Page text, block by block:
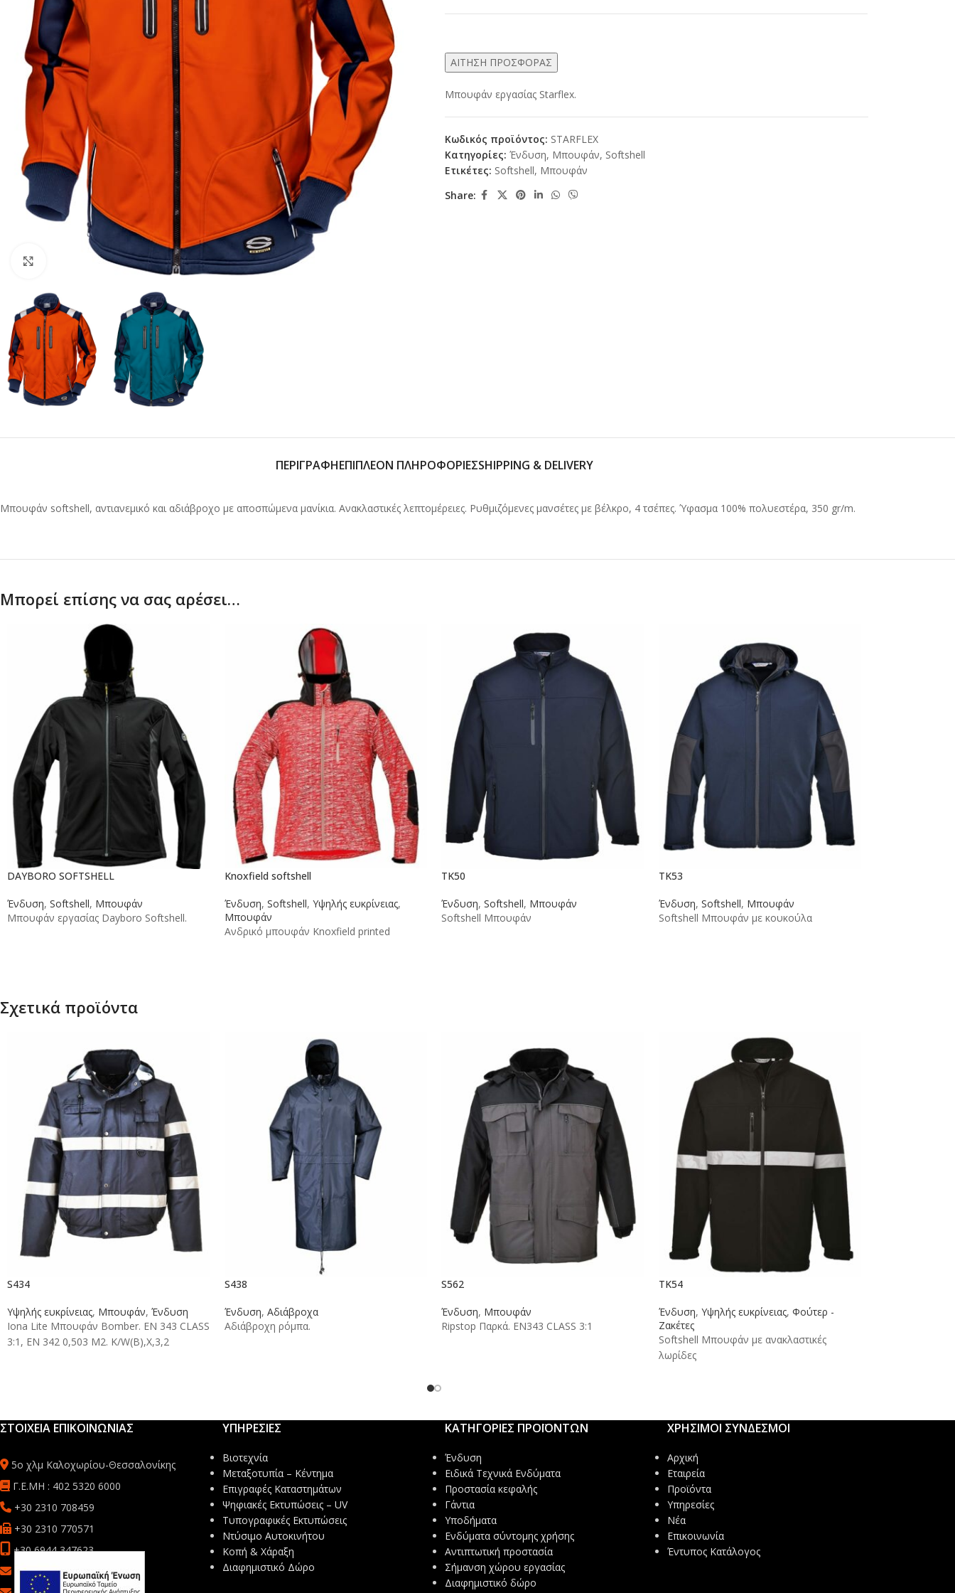
Click to enlarge
ΑΙΤΗΣΗ ΠΡΟΣΦΟΡΑΣ
Μπουφάν εργασίας Starflex.
Κωδικός προϊόντος: STARFLEX
Κατηγορίες: Ένδυση, Μπουφάν, Softshell
Ετικέτες: Softshell, Μπουφάν
Share:
ΠΕΡΙΓΡΑΦΉΕΠΙΠΛΈΟΝ ΠΛΗΡΟΦΟΡΊΕΣSHIPPING & DELIVERY
Μπουφάν softshell, αντιανεμικό και αδιάβροχο με αποσπώμενα μανίκια. Ανακλαστικές λεπτομέρειες. Ρυθμιζόμενες μανσέτες με βέλκρο, 4 τσέπες. Ύφασμα 100% πολυεστέρα, 350 gr/m.
Μπορεί επίσης να σας αρέσει…
DAYBORO SOFTSHELL
Ένδυση, Softshell, Μπουφάν
Μπουφάν εργασίας Dayboro Softshell.
Knoxfield softshell
Ένδυση, Softshell, Υψηλής ευκρίνειας,
Μπουφάν
Ανδρικό μπουφάν Knoxfield printed
TK50
Ένδυση, Softshell, Μπουφάν
Softshell Μπουφάν
TK53
Ένδυση, Softshell, Μπουφάν
Softshell Μπουφάν με κουκούλα
Σχετικά προϊόντα
S434
Υψηλής ευκρίνειας, Μπουφάν, Ένδυση
Iona Lite Μπουφάν Bomber. EN 343 CLASS
3:1, EN 342 0,503 M2. K/W(B),X,3,2
S438
Ένδυση, Αδιάβροχα
Αδιάβροχη ρόμπα.
S562
Ένδυση, Μπουφάν
Ripstop Παρκά. EN343 CLASS 3:1
TK54
Ένδυση, Υψηλής ευκρίνειας, Φούτερ -
Ζακέτες
Softshell Μπουφάν με ανακλαστικές
λωρίδες
ΣΤΟΙΧΕΙΑ ΕΠΙΚΟΙΝΩΝΙΑΣ
5ο χλμ Καλοχωρίου-Θεσσαλονίκης
Γ.Ε.ΜΗ : 402 5320 6000
+30 2310 708459
+30 2310 770571
+30 6944 347623
sales@mbsafetyprint.com
ΥΠΗΡΕΣΙΕΣ
Βιοτεχνία
Μεταξοτυπία – Κέντημα
Επιγραφές Καταστημάτων
Ψηφιακές Εκτυπώσεις – UV
Τυπογραφικές Εκτυπώσεις
Ντύσιμο Αυτοκινήτου
Κοπή & Χάραξη
Διαφημιστικό Δώρο
ΚΑΤΗΓΟΡΙΕΣ ΠΡΟΪΟΝΤΩΝ
Ένδυση
Ειδικά Τεχνικά Ενδύματα
Προστασία κεφαλής
Γάντια
Υποδήματα
Ενδύματα σύντομης χρήσης
Αντιπτωτική προστασία
Σήμανση χώρου εργασίας
Διαφημιστικό δώρο
ΧΡΗΣΙΜΟΙ ΣΥΝΔΕΣΜΟΙ
Αρχική
Εταιρεία
Προϊόντα
Υπηρεσίες
Νέα
Επικοινωνία
Έντυπος Κατάλογος